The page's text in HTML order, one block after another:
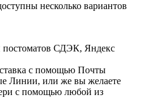
несколько вариантов
постоматов СДЭК, Яндекс
с помощью Почты
Линии, или же вы желаете
с помощью любой из